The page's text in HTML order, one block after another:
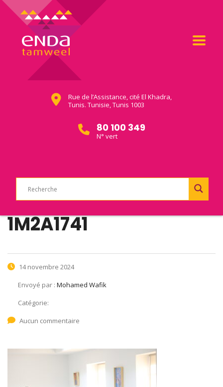
Rue de l’Assistance, cité El Khadra,
Tunis. Tunisie, Tunis 1003
80 100 349
N° vert
1M2A1741
14 novembre 2024
Envoyé par : Mohamed Wafik
Catégorie:
Aucun commentaire